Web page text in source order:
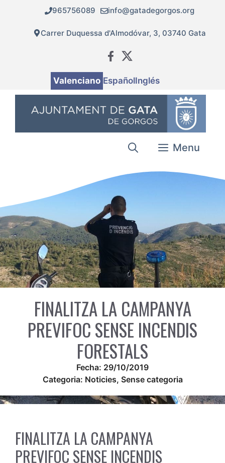
contingut
965756089 info@gatadegorgos.org
Carrer Duquessa d'Almodóvar, 3, 03740 Gata
Valenciano EspañolInglés
Menu
FINALITZA LA CAMPANYA
PREVIFOC SENSE INCENDIS
FORESTALS
Fecha: 29/10/2019
Categoria: Noticies, Sense categoria
FINALITZA LA CAMPANYA
PREVIFOC SENSE INCENDIS